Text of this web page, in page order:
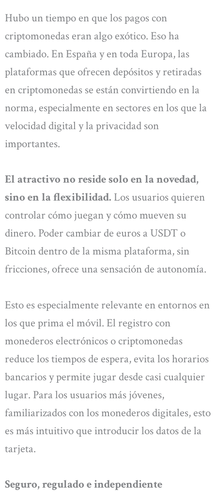
Hubo un tiempo en que los pagos con
criptomonedas eran algo exótico. Eso ha
cambiado. En España y en toda Europa, las
plataformas que ofrecen depósitos y retiradas
en criptomonedas se están convirtiendo en la
norma, especialmente en sectores en los que la
velocidad digital y la privacidad son
importantes.
El atractivo no reside solo en la novedad,
sino en la flexibilidad. Los usuarios quieren
controlar cómo juegan y cómo mueven su
dinero. Poder cambiar de euros a USDT o
Bitcoin dentro de la misma plataforma, sin
fricciones, ofrece una sensación de autonomía.
Esto es especialmente relevante en entornos en
los que prima el móvil. El registro con
monederos electrónicos o criptomonedas
reduce los tiempos de espera, evita los horarios
bancarios y permite jugar desde casi cualquier
lugar. Para los usuarios más jóvenes,
familiarizados con los monederos digitales, esto
es más intuitivo que introducir los datos de la
tarjeta.
Seguro, regulado e independiente